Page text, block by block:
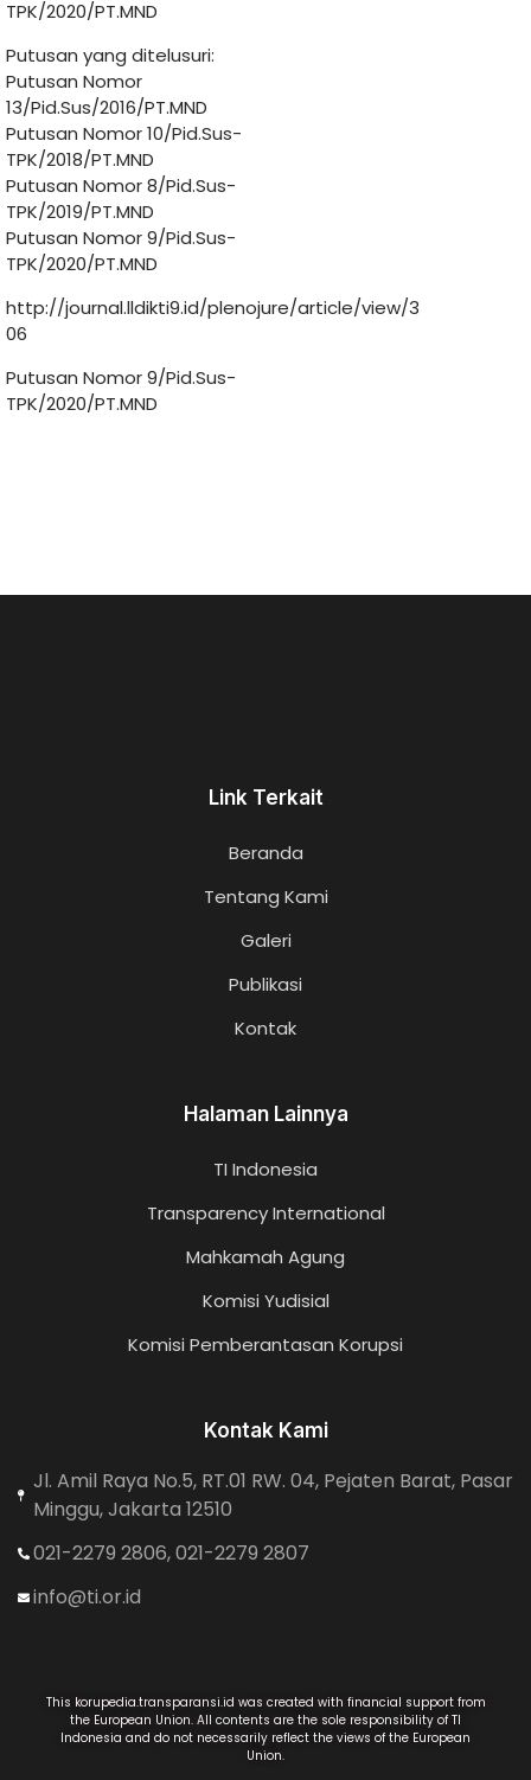
TPK/2020/PT.MND
Putusan yang ditelusuri:
Putusan Nomor
13/Pid.Sus/2016/PT.MND
Putusan Nomor 10/Pid.Sus-
TPK/2018/PT.MND
Putusan Nomor 8/Pid.Sus-
TPK/2019/PT.MND
Putusan Nomor 9/Pid.Sus-
TPK/2020/PT.MND
http://journal.lldikti9.id/plenojure/article/view/3
06
Putusan Nomor 9/Pid.Sus-
TPK/2020/PT.MND
Link Terkait
Beranda
Tentang Kami
Galeri
Publikasi
Kontak
Halaman Lainnya
TI Indonesia
Transparency International
Mahkamah Agung
Komisi Yudisial
Komisi Pemberantasan Korupsi
Kontak Kami
Jl. Amil Raya No.5, RT.01 RW. 04, Pejaten Barat, Pasar
Minggu, Jakarta 12510
021-2279 2806, 021-2279 2807
info@ti.or.id
This korupedia.transparansi.id was created with financial support from
the European Union. All contents are the sole responsibility of TI
Indonesia and do not necessarily reflect the views of the European
Union.